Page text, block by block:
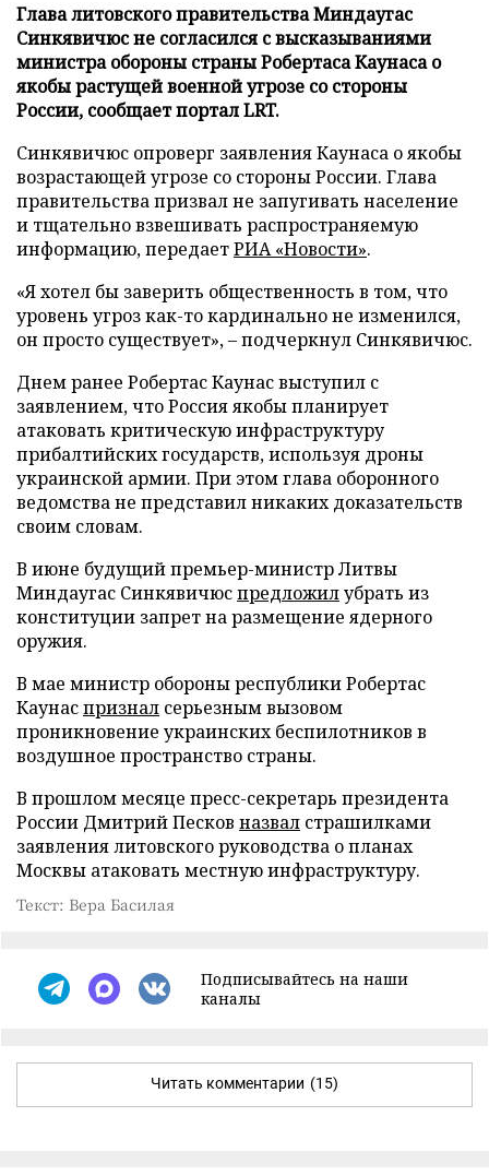
Глава литовского правительства Миндаугас
Синкявичюс не согласился с высказываниями
министра обороны страны Робертаса Каунаса о
якобы растущей военной угрозе со стороны
России, сообщает портал LRT.
Синкявичюс опроверг заявления Каунаса о якобы
возрастающей угрозе со стороны России. Глава
правительства призвал не запугивать население
и тщательно взвешивать распространяемую
информацию, передаетРИА «Новости».
«Я хотел бы заверить общественность в том, что
уровень угроз как-то кардинально не изменился,
он просто существует», – подчеркнул Синкявичюс.
Днем ранее Робертас Каунас выступил с
заявлением, что Россия якобы планирует
атаковать критическую инфраструктуру
прибалтийских государств, используя дроны
украинской армии. При этом глава оборонного
ведомства не представил никаких доказательств
своим словам.
В июне будущий премьер-министр Литвы
Миндаугас Синкявичюспредложилубрать из
конституции запрет на размещение ядерного
оружия.
В мае министр обороны республики Робертас
Каунаспризнал серьезным вызовом
проникновение украинских беспилотников в
воздушное пространство страны.
В прошлом месяце пресс-секретарь президента
России Дмитрий Песков назвал страшилками
заявления литовского руководства о планах
Москвы атаковать местную инфраструктуру.
Текст: Вера Басилая
Подписывайтесь на наши
каналы
Читать комментарии (15)